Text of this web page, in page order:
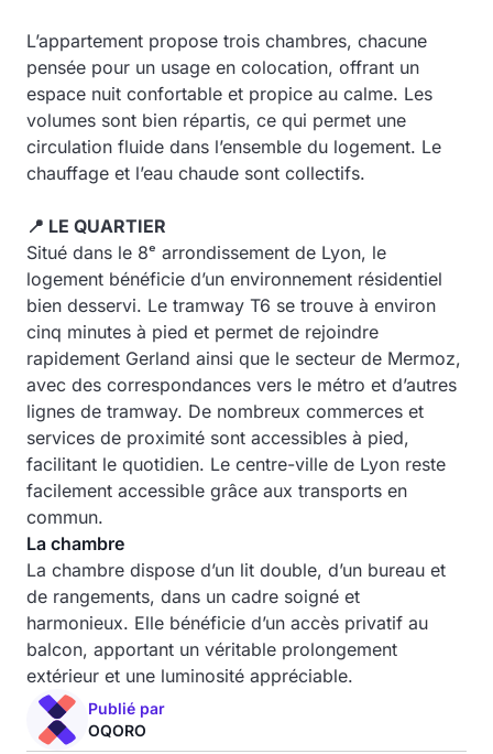
L’appartement propose trois chambres, chacune
pensée pour un usage en colocation, offrant un
espace nuit confortable et propice au calme. Les
volumes sont bien répartis, ce qui permet une
circulation fluide dans l’ensemble du logement. Le
chauffage et l’eau chaude sont collectifs.
📍 LE QUARTIER
Situé dans le 8ᵉ arrondissement de Lyon, le
logement bénéficie d’un environnement résidentiel
bien desservi. Le tramway T6 se trouve à environ
cinq minutes à pied et permet de rejoindre
rapidement Gerland ainsi que le secteur de Mermoz,
avec des correspondances vers le métro et d’autres
lignes de tramway. De nombreux commerces et
services de proximité sont accessibles à pied,
facilitant le quotidien. Le centre-ville de Lyon reste
facilement accessible grâce aux transports en
commun.
La chambre
La chambre dispose d’un lit double, d’un bureau et
de rangements, dans un cadre soigné et
harmonieux. Elle bénéficie d’un accès privatif au
balcon, apportant un véritable prolongement
extérieur et une luminosité appréciable.
Publié par
OQORO